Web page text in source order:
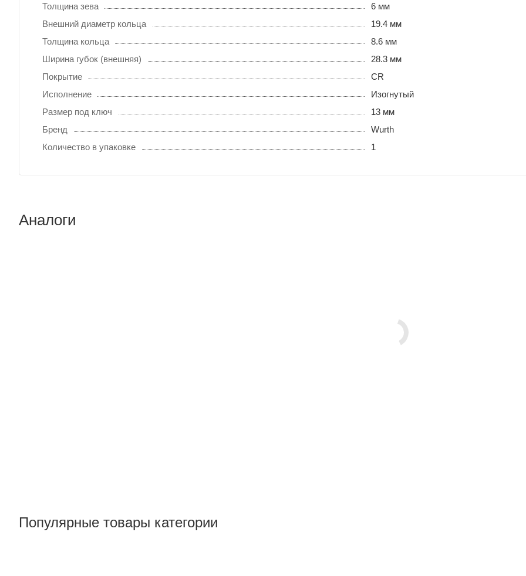
Толщина зева
6 мм
Внешний диаметр кольца
19.4 мм
Толщина кольца
8.6 мм
Ширина губок (внешняя)
28.3 мм
Покрытие
CR
Исполнение
Изогнутый
Размер под ключ
13 мм
Бренд
Wurth
Количество в упаковке
1
Аналоги
Популярные товары категории